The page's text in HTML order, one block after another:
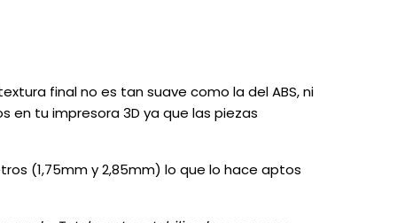
final no es tan suave como la del ABS, ni
en tu impresora 3D ya que las piezas
(1,75mm y 2,85mm) lo que lo hace aptos